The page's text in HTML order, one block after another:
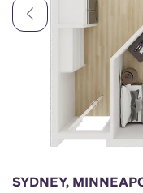
Account
Seleziona un
Italian
SYDNEY,